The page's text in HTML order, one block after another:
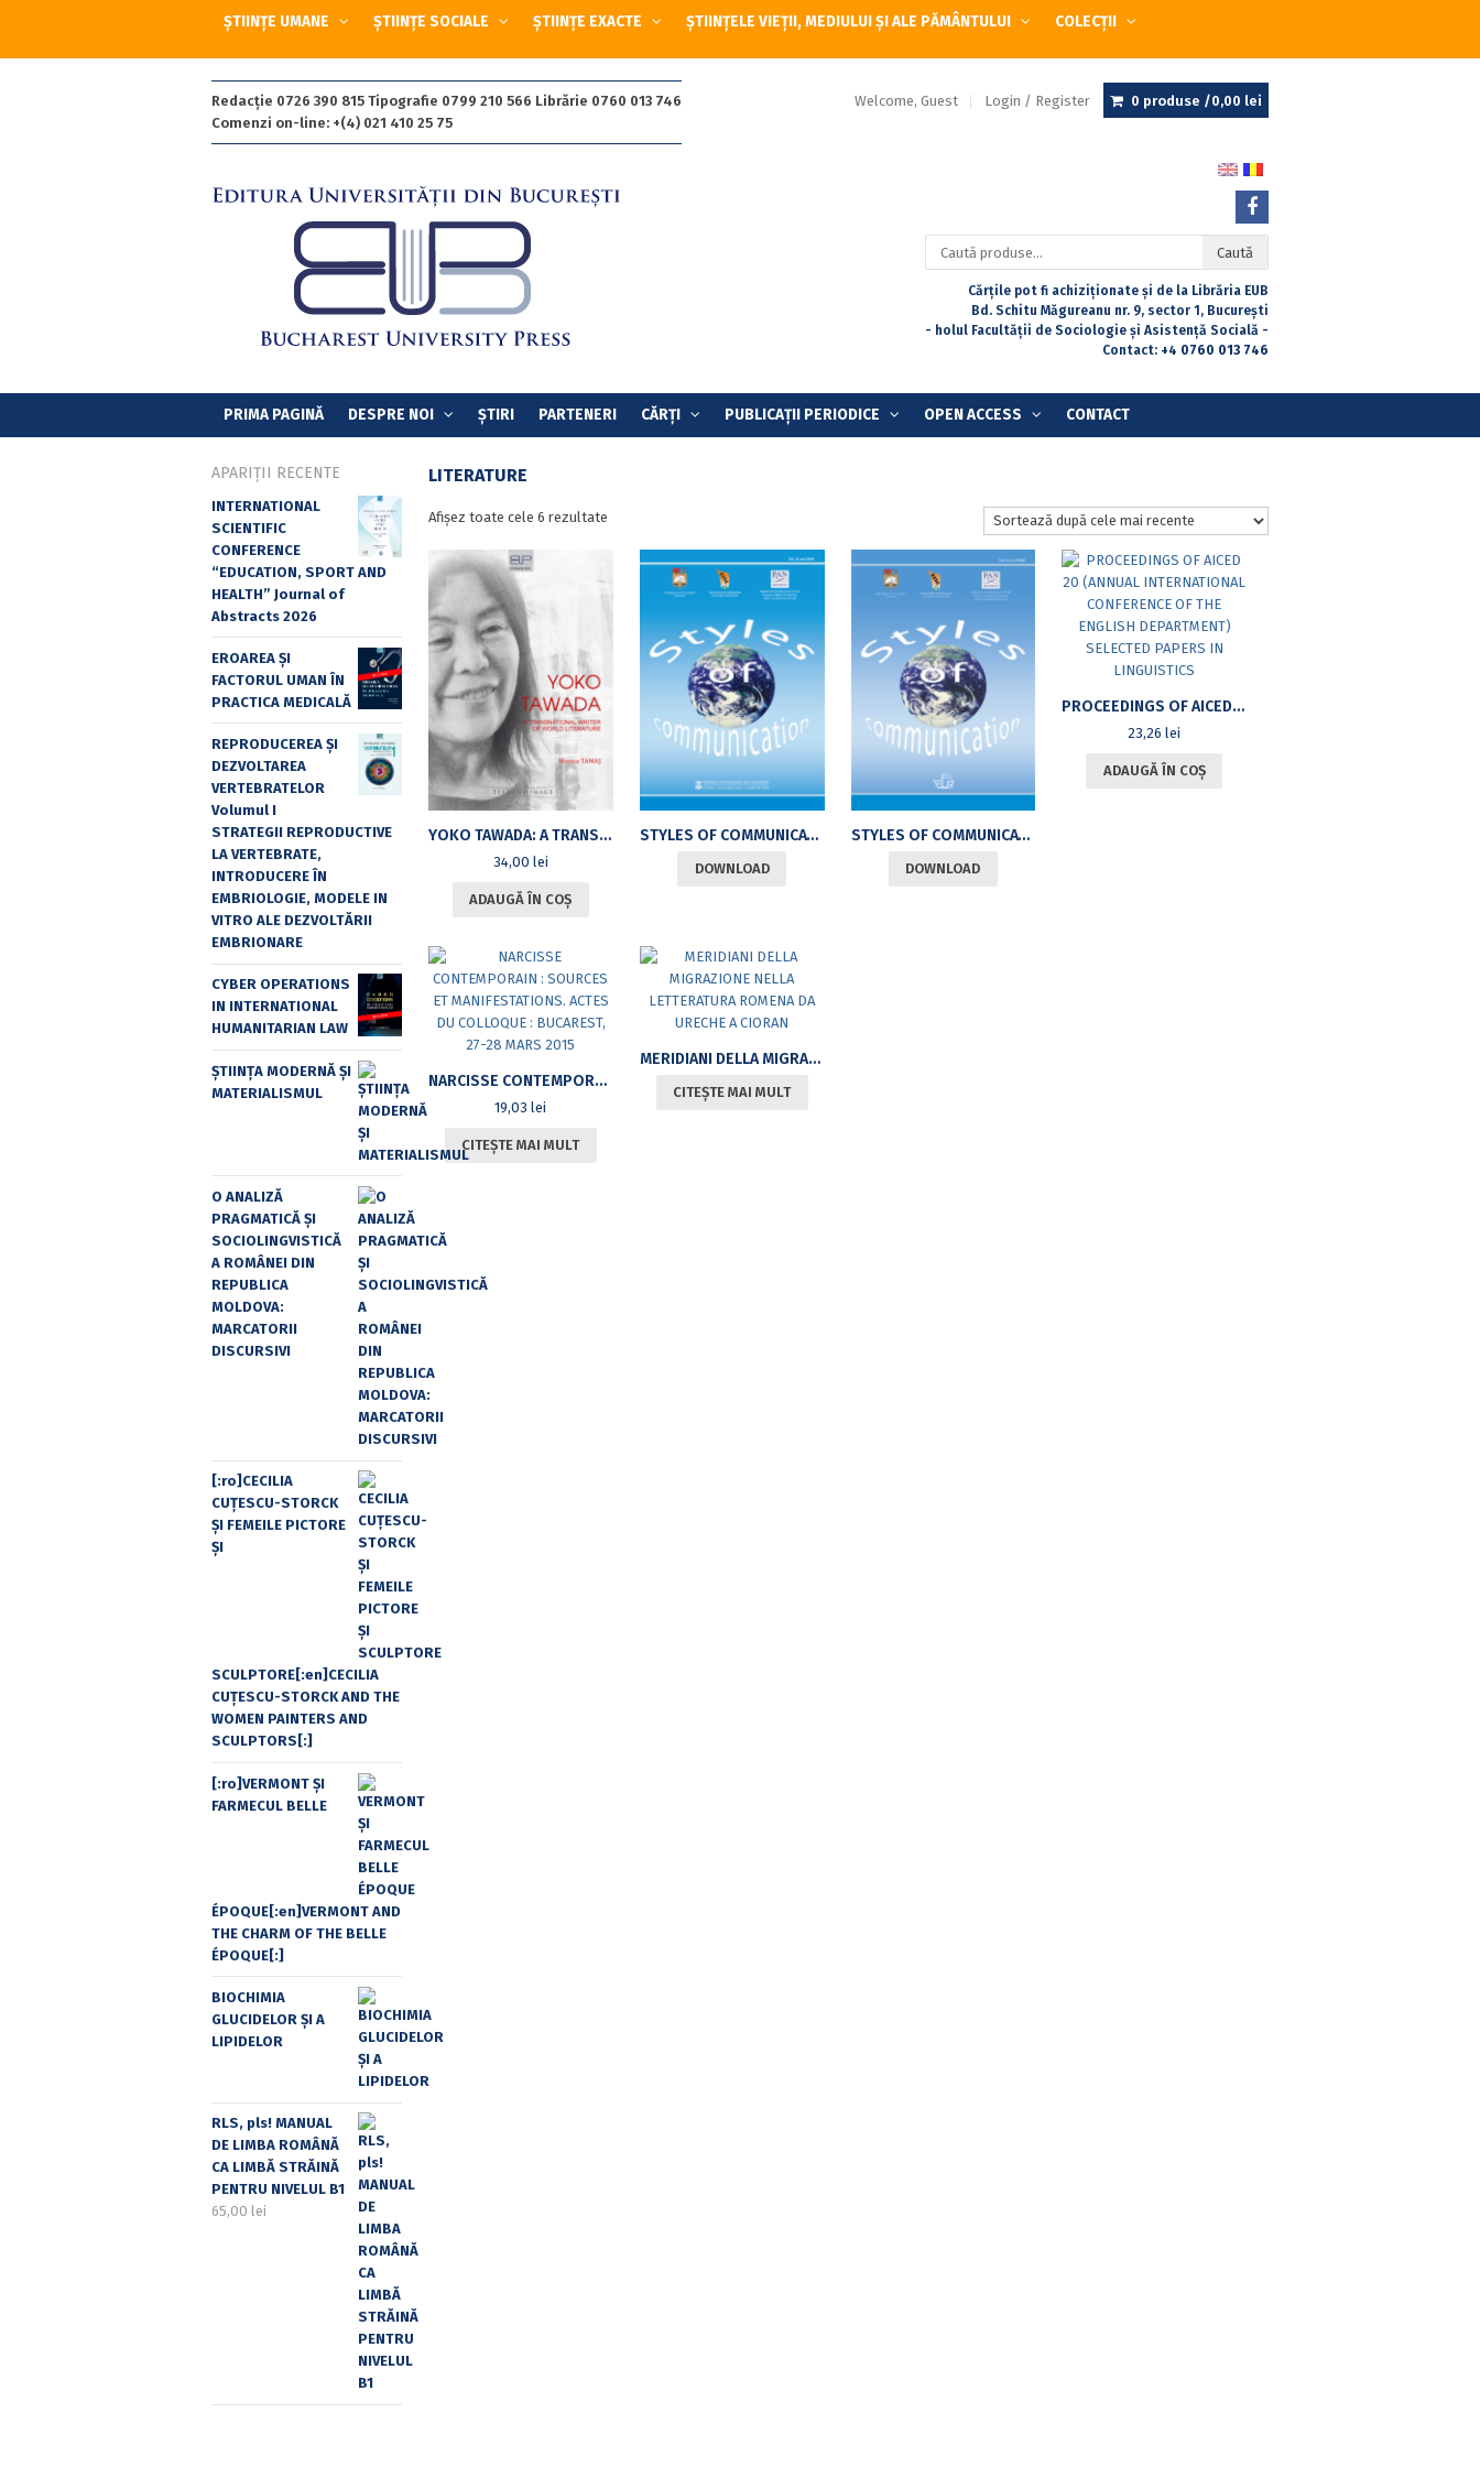
ȘTIINȚE UMANE ȘTIINȚE SOCIALE ȘTIINȚE EXACTE ȘTIINȚELE VIEȚII, MEDIULUI ȘI ALE PĂMÂNTULUI COLECȚII
Redacție 0726 390 815 Tipografie 0799 210 566 Librărie 0760 013 746
Comenzi on-line: +(4) 021 410 25 75
Welcome, Guest Login / Register 0 produse /0,00 lei
Caută
după:
Caută
Cărțile pot fi achiziționate și de la Librăria EUB
Bd. Schitu Măgureanu nr. 9, sector 1, București
- holul Facultății de Sociologie și Asistență Socială -
Contact: +4 0760 013 746
PRIMA PAGINĂ DESPRE NOI ȘTIRI PARTENERI CĂRȚI PUBLICAȚII PERIODICE OPEN ACCESS CONTACT
LITERATURE
Afișez toate cele 6 rezultateSortat
YOKO TAWADA: A TRANSNATIONAL WRITER OF WORLD LITERATURE
34,00 lei
ADAUGĂ ÎN COȘ
STYLES OF COMMUNICATION. VOL. 13, NO. 1/2021
DOWNLOAD
STYLES OF COMMUNICATION. VOL. 12, NO. 2/2020
DOWNLOAD
PROCEEDINGS OF AICED 20 (ANNUAL INTERNATIONAL CONFERENCE OF THE ENGLISH DEPARTMENT) SELECTED PAPERS IN LINGUISTICS
23,26lei
ADAUGĂ ÎN COȘ
NARCISSE CONTEMPORAIN : SOURCES ET MANIFESTATIONS. ACTES DU COLLOQUE : BUCAREST, 27-28 MARS 2015
19,03lei
CITEȘTE MAI MULT
MERIDIANI DELLA MIGRAZIONE NELLA LETTERATURA ROMENA DA URECHE A CIORAN
CITEȘTE MAI MULT
APARIȚII RECENTE
INTERNATIONAL
SCIENTIFIC
CONFERENCE
“EDUCATION, SPORT AND
HEALTH” Journal of
Abstracts 2026
EROAREA ȘI
FACTORUL UMAN ÎN
PRACTICA MEDICALĂ
REPRODUCEREA ȘI
DEZVOLTAREA
VERTEBRATELOR
Volumul I
STRATEGII REPRODUCTIVE
LA VERTEBRATE,
INTRODUCERE ÎN
EMBRIOLOGIE, MODELE IN
VITRO ALE DEZVOLTĂRII
EMBRIONARE
CYBER OPERATIONS
IN INTERNATIONAL
HUMANITARIAN LAW
ȘTIINȚA MODERNĂ ȘI
MATERIALISMUL
O ANALIZĂ
PRAGMATICĂ ȘI
SOCIOLINGVISTICĂ
A ROMÂNEI DIN
REPUBLICA
MOLDOVA:
MARCATORII
DISCURSIVI
[:ro]CECILIA
CUŢESCU-STORCK
ŞI FEMEILE PICTORE
ŞI
SCULPTORE[:en]CECILIA
CUŢESCU-STORCK AND THE
WOMEN PAINTERS AND
SCULPTORS[:]
[:ro]VERMONT ȘI
FARMECUL BELLE
ÉPOQUE[:en]VERMONT AND
THE CHARM OF THE BELLE
ÉPOQUE[:]
BIOCHIMIA
GLUCIDELOR ȘI A
LIPIDELOR
RLS, pls! MANUAL
DE LIMBA ROMÂNĂ
CA LIMBĂ STRĂINĂ
PENTRU NIVELUL B1
65,00 lei